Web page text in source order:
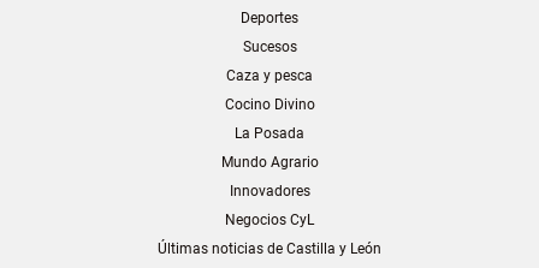
Deportes
Sucesos
Caza y pesca
Cocino Divino
La Posada
Mundo Agrario
Innovadores
Negocios CyL
Últimas noticias de Castilla y León